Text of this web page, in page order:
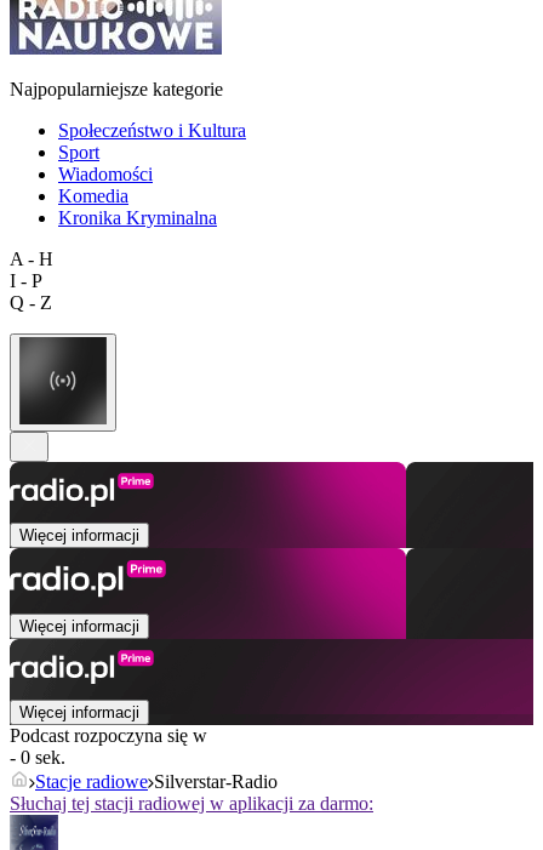
Najpopularniejsze kategorie
Społeczeństwo i Kultura
Sport
Wiadomości
Komedia
Kronika Kryminalna
A - H
I - P
Q - Z
Więcej informacji
Więcej informacji
Więcej informacji
Podcast rozpoczyna się w
- 0 sek.
Stacje radiowe Silverstar-Radio
Słuchaj tej stacji radiowej w aplikacji za darmo: